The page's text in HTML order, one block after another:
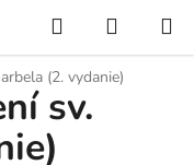
Hľadať
KOŠÍK
(2. vydanie)
sv.